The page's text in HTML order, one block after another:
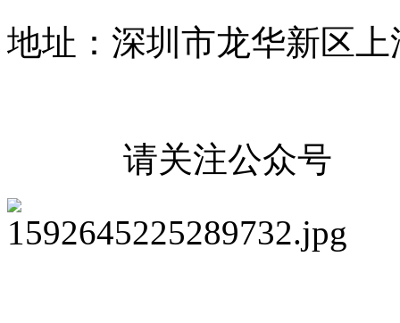
地址：深圳市龙华新区
请关注公众号